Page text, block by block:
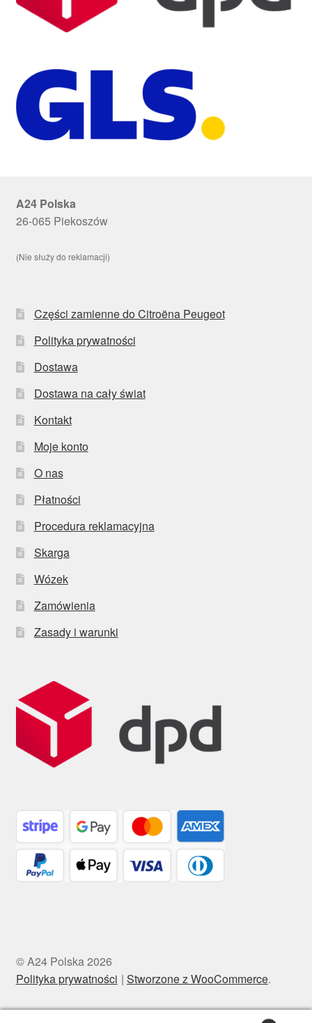
A24 Polska
26-065 Piekoszów
(Nie służy do reklamacji)
Części zamienne do Citroëna Peugeot
Polityka prywatności
Dostawa
Dostawa na cały świat
Kontakt
Moje konto
O nas
Płatności
Procedura reklamacyjna
Skarga
Wózek
Zamówienia
Zasady i warunki
© A24 Polska 2026
Polityka prywatności
Stworzone z WooCommerce.